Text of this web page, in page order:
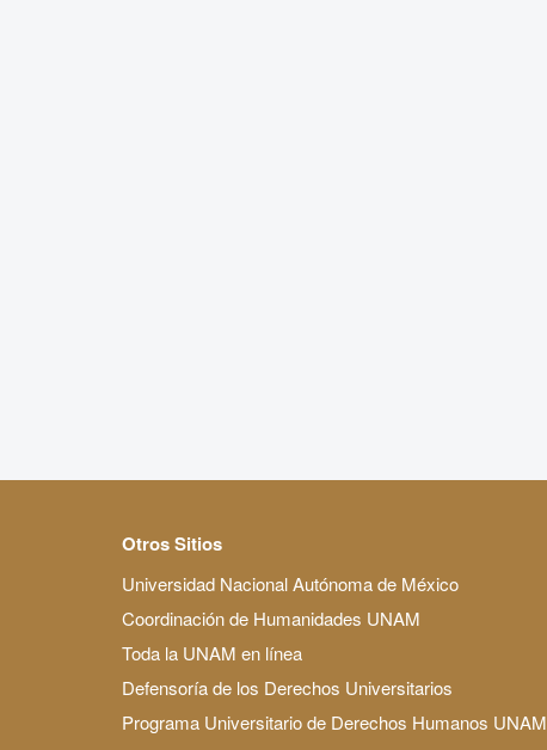
Otros Sitios
Universidad Nacional Autónoma de México
Coordinación de Humanidades UNAM
Toda la UNAM en línea
Defensoría de los Derechos Universitarios
Programa Universitario de Derechos Humanos UNAM